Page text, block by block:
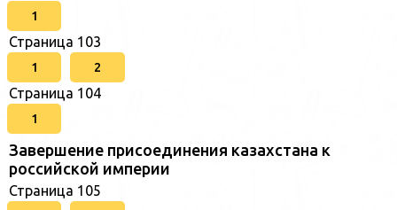
1
Страница 103
1 2
Страница 104
1
Завершение присоединения казахстана к
российской империи
Страница 105